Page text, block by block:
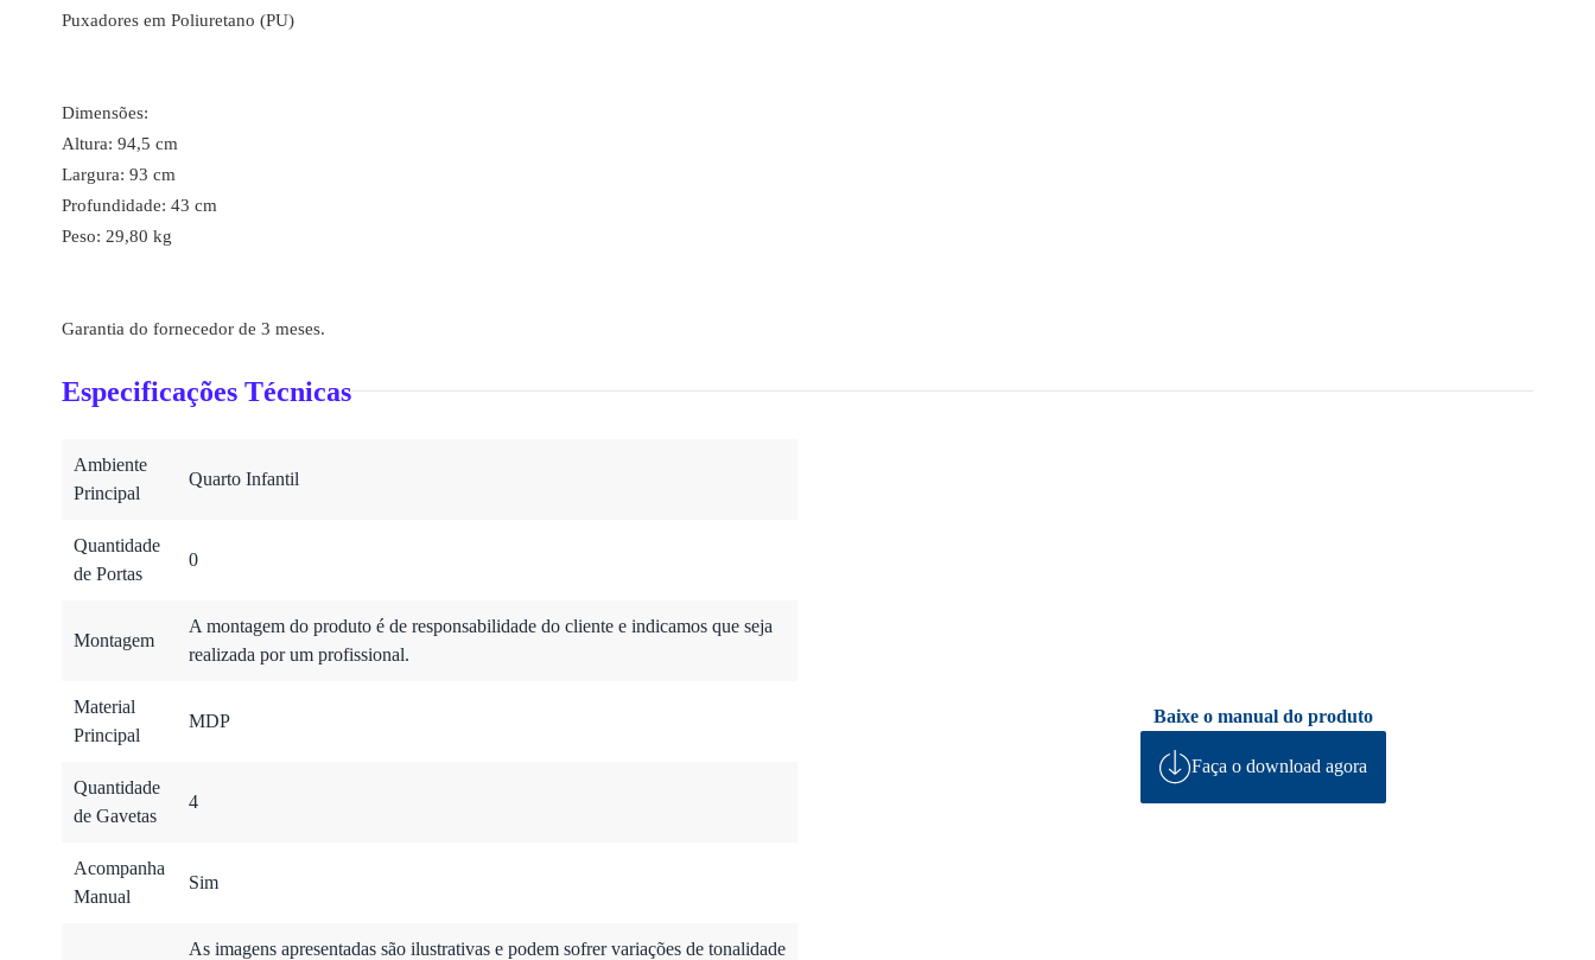
Puxadores em Poliuretano (PU)
Dimensões:
Altura: 94,5 cm
Largura: 93 cm
Profundidade: 43 cm
Peso: 29,80 kg
Garantia do fornecedor de 3 meses.
Especificações Técnicas
Ambiente
Principal
Quarto Infantil
Quantidade
de Portas
0
Montagem
A montagem do produto é de responsabilidade do cliente e indicamos que seja
realizada por um profissional.
Material
Principal
MDP
Quantidade
de Gavetas
4
Acompanha
Manual
Sim
As imagens apresentadas são ilustrativas e podem sofrer variações de tonalidade
Baixe o manual do produto
Faça o download agora